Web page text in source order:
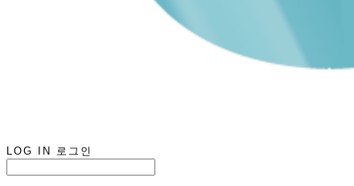
LOG IN 로그인